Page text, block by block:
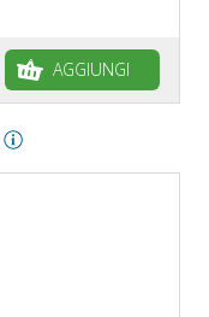
AGGIUNGI